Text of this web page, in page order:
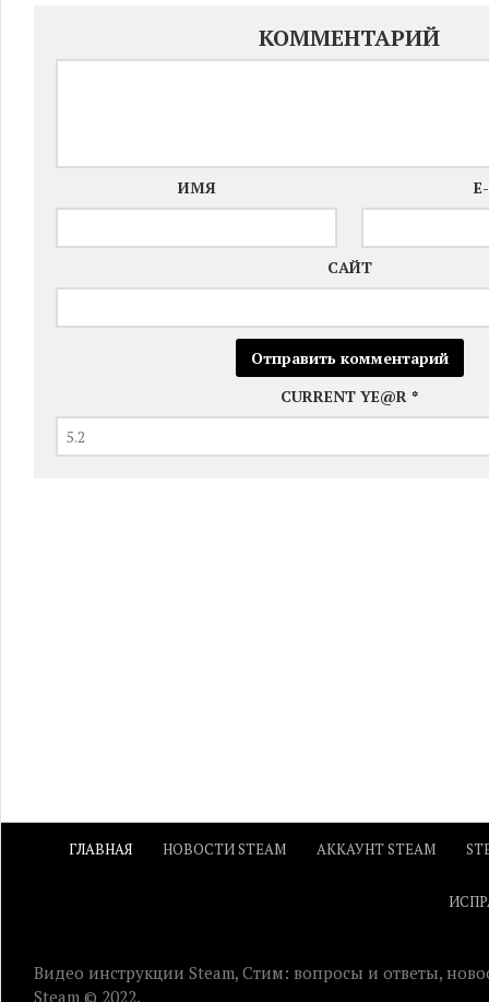
КОММЕНТАРИЙ
ИМЯ
САЙТ
CURRENT YE@R *
ГЛАВНАЯ НОВОСТИ STEAM АККАУНТ STEAM
Видео инструкции Steam, Стим: вопросы и ответы,
Steam © 2022.